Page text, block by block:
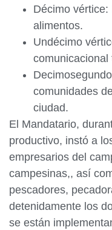
Décimo
alimentos.
Undécimo
comunicacional
comunidades
ciudad.
El Mandatario,
productivo, instó a
empresarios del
campesinas,, así
pescadores,
detenidamente los
se están